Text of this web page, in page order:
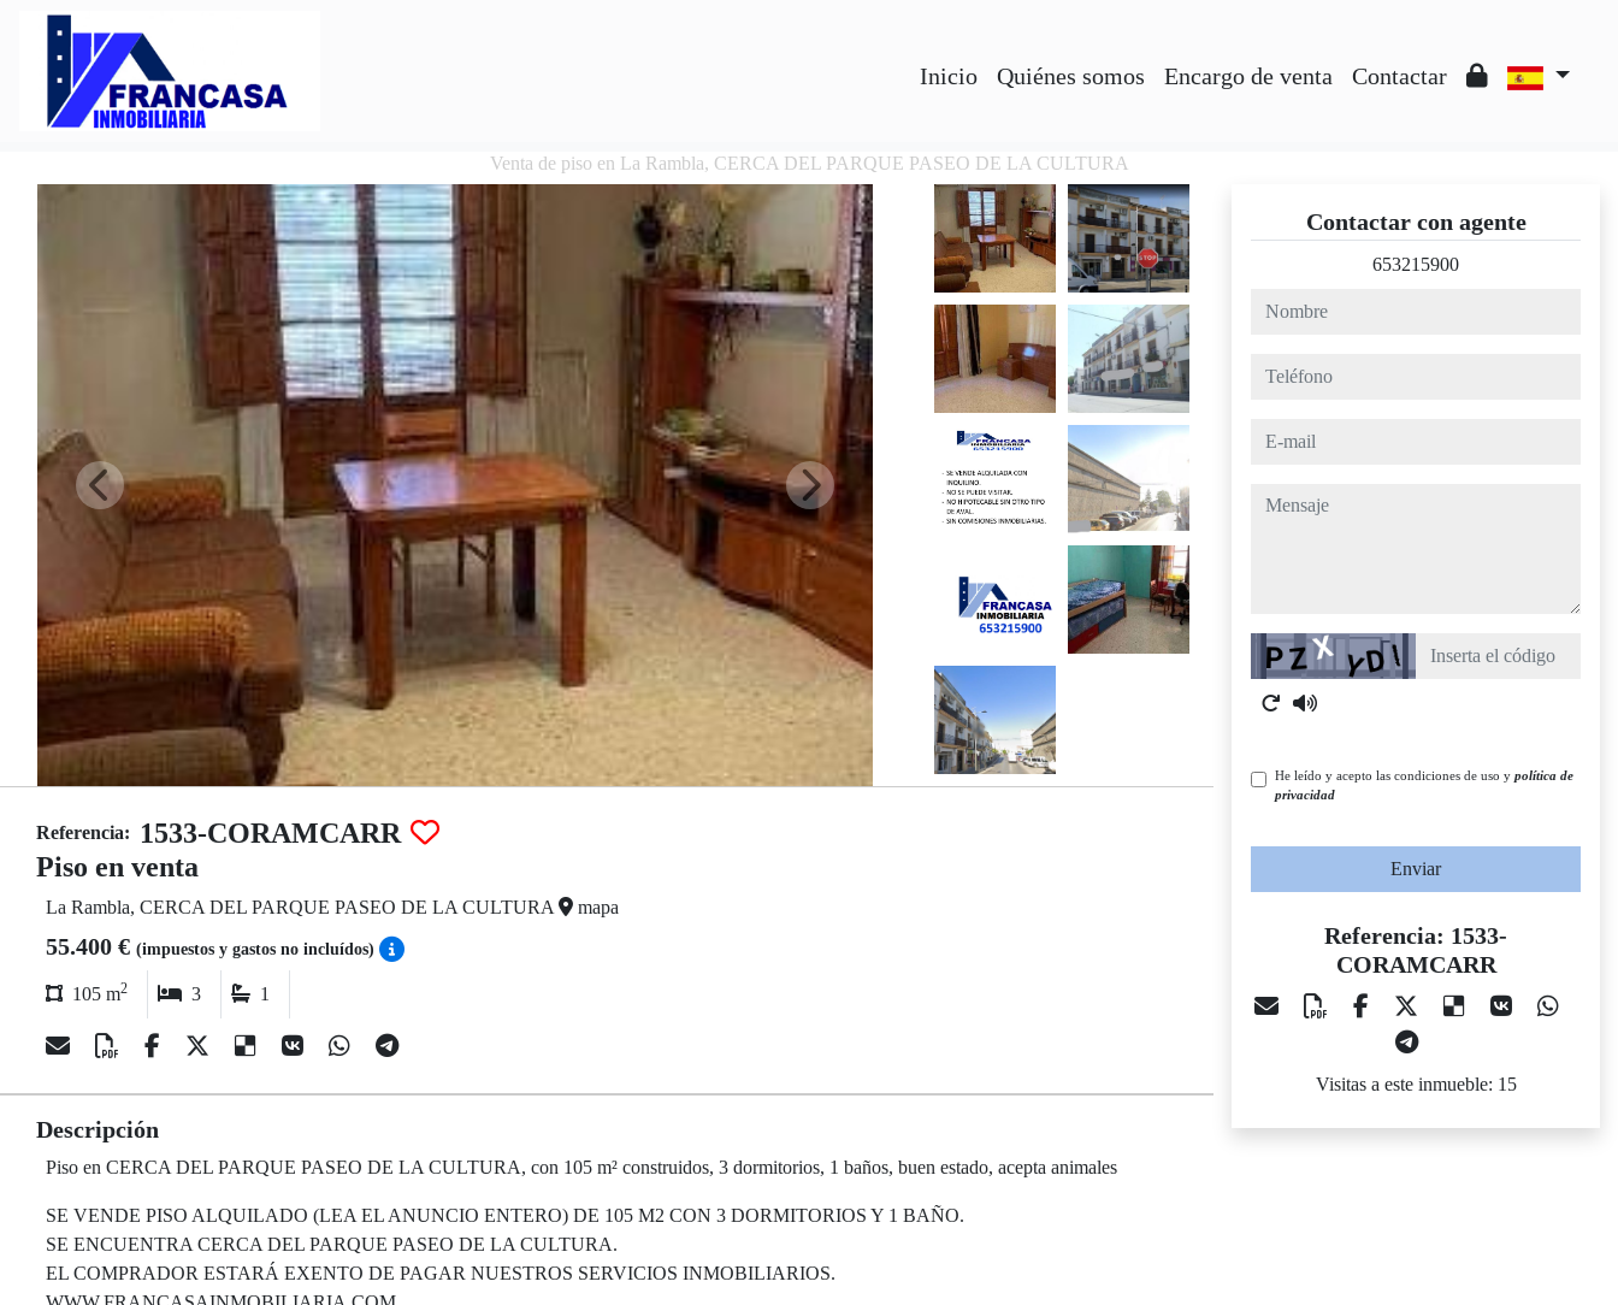
Inicio Quiénes somos Encargo de venta Contactar
Venta de piso en La Rambla, CERCA DEL PARQUE PASEO DE LA CULTURA
Referencia:
1533-CORAMCARR
Piso en venta
La Rambla, CERCA DEL PARQUE PASEO DE LA CULTURA mapa
55.400 € (impuestos y gastos no incluídos)
105 m2 3 1
Descripción
Piso en CERCA DEL PARQUE PASEO DE LA CULTURA, con 105 m² construidos, 3 dormitorios, 1 baños, buen estado, acepta animales
SE VENDE PISO ALQUILADO (LEA EL ANUNCIO ENTERO) DE 105 M2 CON 3 DORMITORIOS Y 1 BAÑO.
SE ENCUENTRA CERCA DEL PARQUE PASEO DE LA CULTURA.
EL COMPRADOR ESTARÁ EXENTO DE PAGAR NUESTROS SERVICIOS INMOBILIARIOS.
Contactar con agente
653215900
nombre
teléfono
e-mail
mensaje
Captcha
He leído y acepto las condiciones de uso y política de
privacidad
Enviar
Referencia: 1533-
CORAMCARR
Visitas a este inmueble: 15